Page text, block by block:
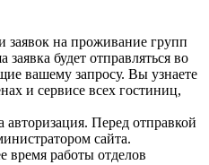
заявок на проживание групп
будет отправляться во
вашему запросу. Вы узнаете
и сервисе всех гостиниц,
авторизация. Перед отправкой
сайта.
время работы отделов